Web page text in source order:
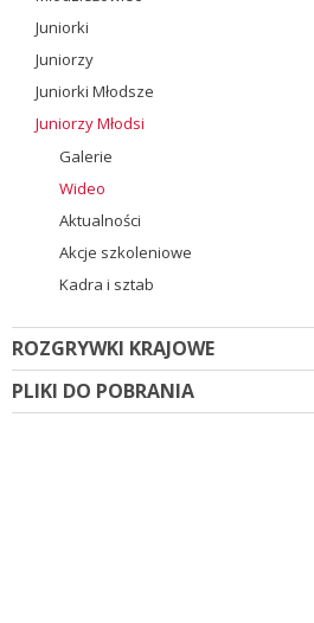
Juniorki
Juniorzy
Juniorki Młodsze
Juniorzy Młodsi
Galerie
Wideo
Aktualności
Akcje szkoleniowe
Kadra i sztab
ROZGRYWKI KRAJOWE
PLIKI DO POBRANIA